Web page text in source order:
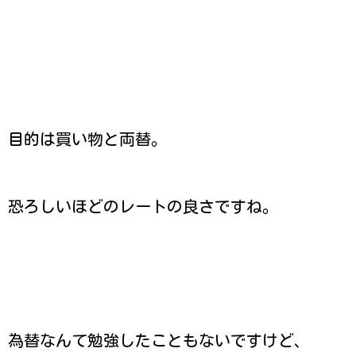
目的は買い物と両替。
恐ろしいほどのレートの良さですね。
為替なんて勉強したこともないですけど、